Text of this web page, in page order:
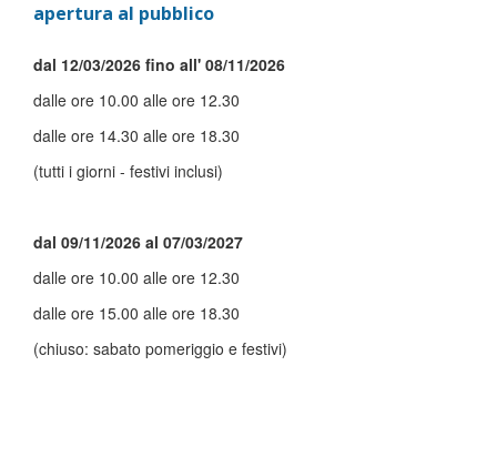
apertura al pubblico
dal 12/03/2026 fino all' 08/11/2026
dalle ore 10.00 alle ore 12.30
dalle ore 14.30 alle ore 18.30
(tutti i giorni - festivi inclusi)
dal 09/11/2026 al 07/03/2027
dalle ore 10.00 alle ore 12.30
dalle ore 15.00 alle ore 18.30
(chiuso: sabato pomeriggio e festivi)